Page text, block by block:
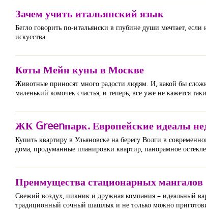
Зачем учить итальянский язык
Бегло говорить по-итальянски в глубине души мечтает,
искусства.
Коты Мейн куны в Москве
Животные приносят много радости людям. И, какой бы
маленький комочек счастья, и теперь, все уже не кажется
ЖК Greenпарк. Европейские идеалы
Купить квартиру в Ульяновске на берегу Волги в
дома, продуманные планировки квартир, панорамное
Преимущества стационарных мангалов
Свежий воздух, пикник и дружная компания – идеальный
традиционный сочный шашлык и не только можно